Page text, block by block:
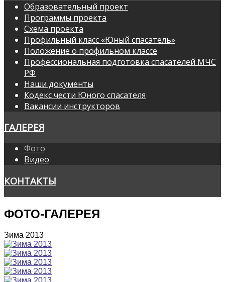
Образовательный проект
Программы проекта
Схема проекта
Профильный класс «Юный спасатель»
Положение о профильном классе
Профессиональная подготовка спасателей МЧС
РФ
Наши документы
Кодекс чести Юного спасателя
Вакансии инструкторов
ГАЛЕРЕЯ
Фото
Видео
КОНТАКТЫ
ФОТО-ГАЛЕРЕЯ
Зима 2013